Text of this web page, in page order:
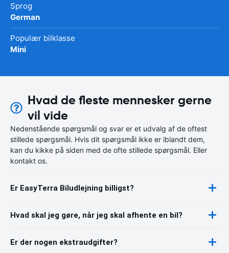
Sprog
German
Populær bilklasse
Mini
Hvad de fleste mennesker gerne
vil vide
Nedenstående spørgsmål og svar er et udvalg af de oftest
stillede spørgsmål. Hvis dit spørgsmål ikke er iblandt dem,
kan du kikke på siden med de ofte stillede spørgsmål. Eller
kontakt os.
Er EasyTerra Biludlejning billigst?
Hvad skal jeg gøre, når jeg skal afhente en bil?
Er der nogen ekstraudgifter?